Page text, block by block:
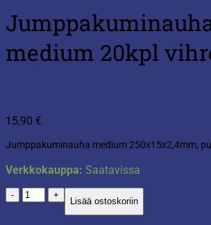
medium 20kpl
15,90 €
Jumppakuminauha medium 250x15x2,4mm,
Verkkokauppa: Saatavissa
Jumppakuminauha
medium
Lisää ostoskoriin